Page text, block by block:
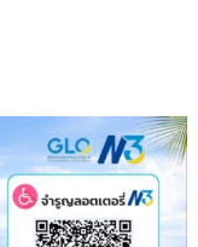
เสริม
ความ
มั่นคง
ระบบ
สาธารณูปโภค